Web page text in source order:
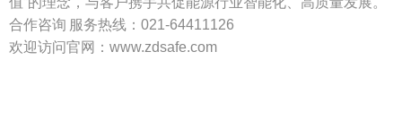
合作咨询 服务热线： 021-64411126
欢迎访问官网： www.zdsafe.com